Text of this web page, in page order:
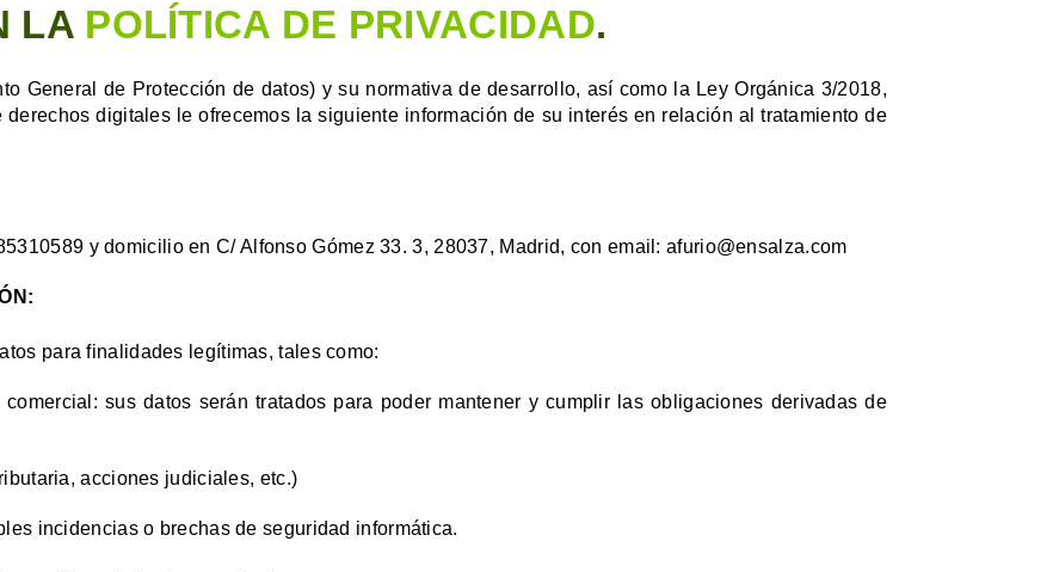
LAPOLÍTICA DE PRIVACIDAD.
General de Protección de datos) y su normativa de desarrollo, así como la Ley Orgánica 3/2018,
digitales le ofrecemos la siguiente información de su interés en relación al tratamiento de
y domicilio en C/ Alfonso Gómez 33. 3, 28037, Madrid, con email: afurio@ensalza.com
para finalidades legítimas, tales como:
sus datos serán tratados para poder mantener y cumplir las obligaciones derivadas de
acciones judiciales, etc.)
incidencias o brechas de seguridad informática.